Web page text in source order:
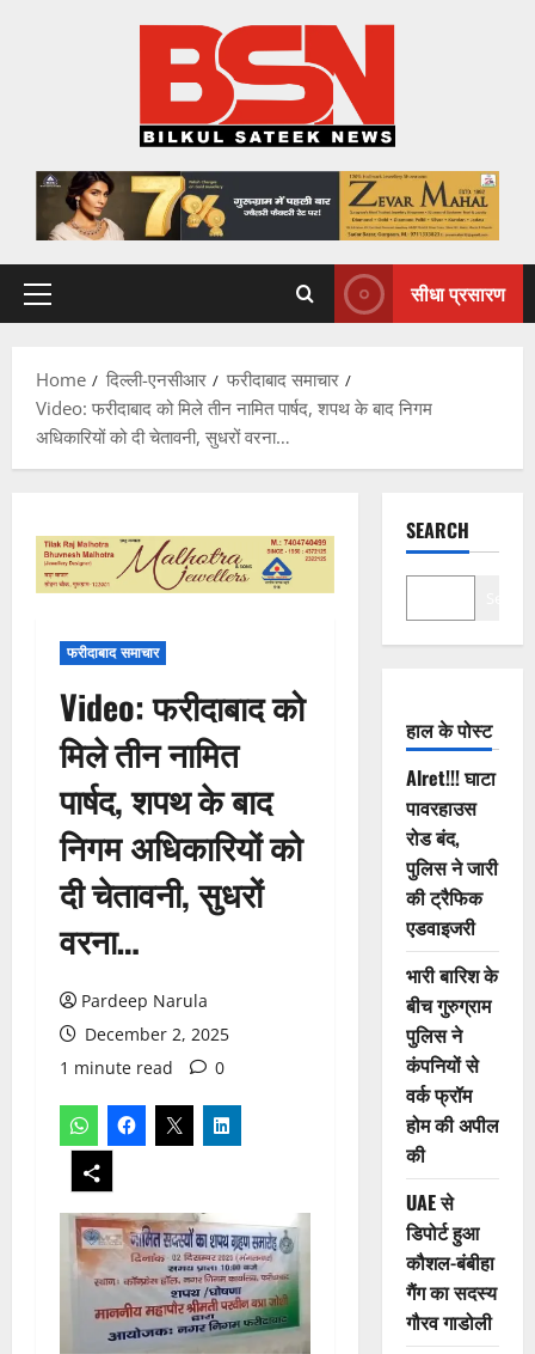
Primary
सीधा प्रसारण
Home दिल्ली-एनसीआर
फरीदाबाद समाचार
Video: फरीदाबाद को मिले तीन नामित पार्षद, शपथ के बाद निगम
अधिकारियों को दी चेतावनी, सुधरों वरना…
फरीदाबाद समाचार
Video: फरीदाबाद को
मिले तीन नामित
पार्षद, शपथ के बाद
निगम अधिकारियों को
दी चेतावनी, सुधरों
वरना…
Pardeep Narula
December 2, 2025
1 minute read
0
SEARCH
हाल के पोस्ट
Alret!!! घाटा
पावरहाउस
रोड बंद,
पुलिस ने जारी
की ट्रैफिक
एडवाइजरी
भारी बारिश के
बीच गुरुग्राम
पुलिस ने
कंपनियों से
वर्क फ्रॉम
होम की अपील
की
UAE से
डिपोर्ट हुआ
कौशल-बंबीहा
गैंग का सदस्य
गौरव गाडोली